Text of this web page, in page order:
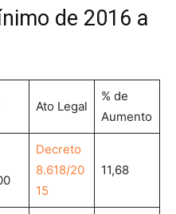
de 2016 a
Ato Legal
% de
Aumento
Decreto
8.618/20
15
11,68